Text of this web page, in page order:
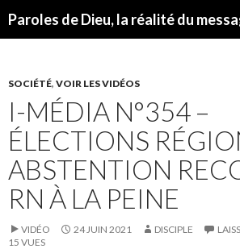
SOCIÉTÉ, VOIR LES VIDÉOS
I-MÉDIA N°354 –
ÉLECTIONS
ABSTENTION
RN À LA PEINE
VIDÉO 24 JUIN 2021 DISCIPLE
15 VUES